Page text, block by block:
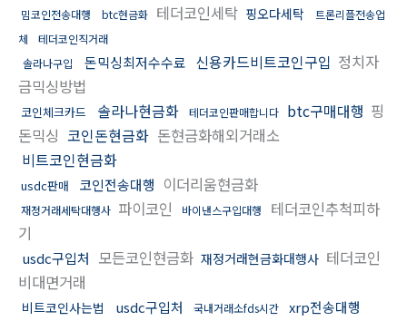
밈코인전송대행 btc현금화 테더코인세탁 핑오다세탁
트론리플전송업
체
테더코인직거래
솔라나구입
돈믹싱최저수수료 신용카드비트코인구입 정치자
금믹싱방법
코인체크카드 솔라나현금화 테더코인판매합니다 btc구매대행 핑
돈믹싱 코인돈현금화 돈현금화해외거래소
비트코인현금화
usdc판매 코인전송대행 이더리움현금화
재정거래세탁대행사 파이코인 바이낸스구입대행
테더코인추척피하
기
usdc구입처 모든코인현금화 재정거래현금화대행사 테더코인
비대면거래
비트코인사는법 usdc구입처 국내거래소fds시간 xrp전송대행